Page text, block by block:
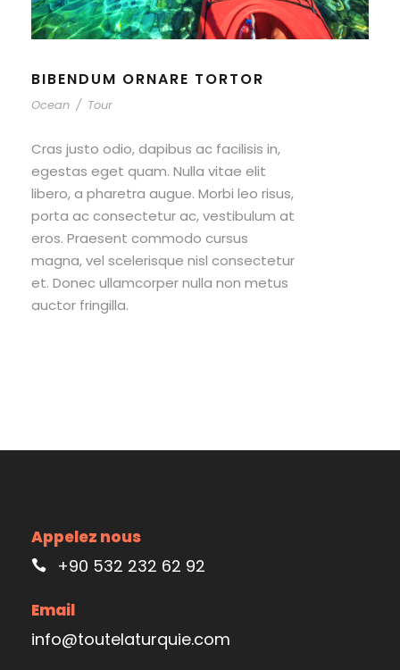
BIBENDUM ORNARE TORTOR
Ocean / Tour
Cras justo odio, dapibus ac facilisis in,
egestas eget quam. Nulla vitae elit
libero, a pharetra augue. Morbi leo risus,
porta ac consectetur ac, vestibulum at
eros. Praesent commodo cursus
magna, vel scelerisque nisl consectetur
et. Donec ullamcorper nulla non metus
auctor fringilla.
Appelez nous
+90 532 232 62 92
Email
info@toutelaturquie.com